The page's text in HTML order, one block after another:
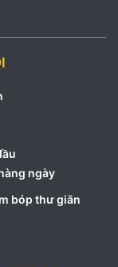
ngày
bóp thư giãn